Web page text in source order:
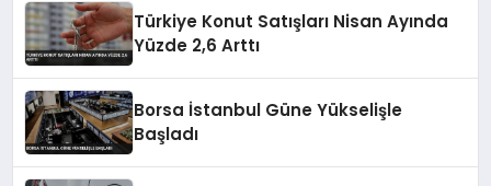
Türkiye Konut Satışları Nisan Ayında
Yüzde 2,6 Arttı
Borsa İstanbul Güne Yükselişle
Başladı